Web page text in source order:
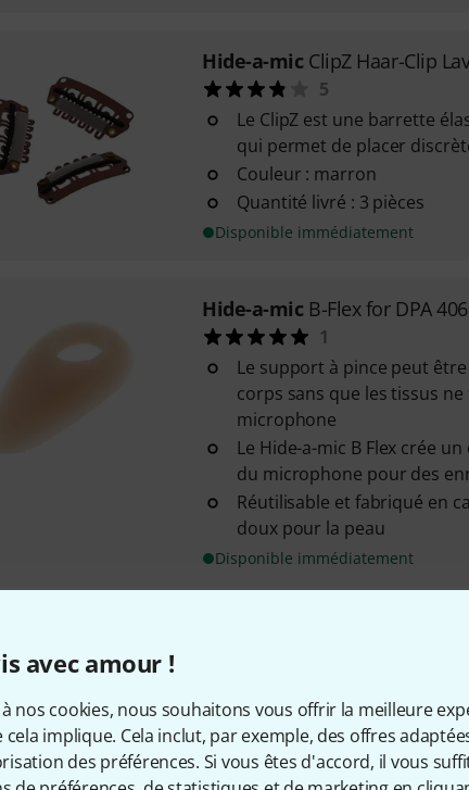
avec amour !
nos cookies, nous souhaitons vous offrir la meilleure
cela implique. Cela inclut, par exemple, des offres
des préférences. Si vous êtes d'accord, il vous
Hide-a-mic ClipZ Haar-Clip
5
Le ClipZ est une barrette
qui permet de placer
Couleur : marron
Quantité livré : 3 pièces
Disponible immédiatement
Hide-a-mic B-Flex for DPA
1
Le support à pince peut
corps sans que les tissus
microphone
Le Hide-a-mic B Flex crée
du microphone pour des
Réutilisable et fabriqué en
doux pour la peau
Disponible immédiatement
micros à clip dans les
Couleur : Blond
Quantité de livraison : 3